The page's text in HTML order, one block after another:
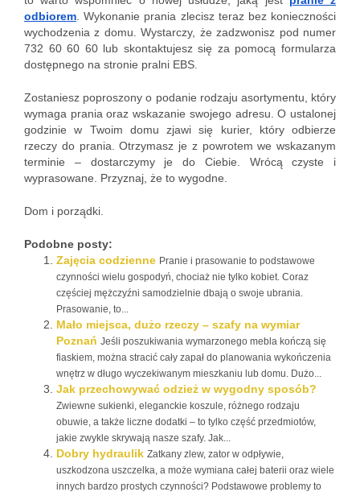
odbiorem . Wykonanie prania zlecisz teraz bez konieczności
wychodzenia z domu. Wystarczy, że zadzwonisz pod numer
732 60 60 60 lub skontaktujesz się za pomocą formularza
dostępnego na stronie pralni EBS.
Zostaniesz poproszony o podanie rodzaju asortymentu, który
wymaga prania oraz wskazanie swojego adresu. O ustalonej
godzinie w Twoim domu zjawi się kurier, który odbierze
rzeczy do prania. Otrzymasz je z powrotem we wskazanym
terminie – dostarczymy je do Ciebie. Wrócą czyste i
wyprasowane. Przyznaj, że to wygodne.
Dom i porządki.
Podobne posty:
Zajęcia codzienne Pranie i prasowanie to podstawowe
czynności wielu gospodyń, chociaż nie tylko kobiet. Coraz
częściej mężczyźni samodzielnie dbają o swoje ubrania.
Prasowanie, to...
Mało miejsca, dużo rzeczy – szafy na wymiar
Poznań Jeśli poszukiwania wymarzonego mebla kończą się
fiaskiem, można stracić cały zapał do planowania wykończenia
wnętrz w długo wyczekiwanym mieszkaniu lub domu. Dużo...
Jak przechowywać odzież w wygodny sposób?
Zwiewne sukienki, eleganckie koszule, różnego rodzaju
obuwie, a także liczne dodatki – to tylko część przedmiotów,
jakie zwykle skrywają nasze szafy. Jak...
Dobry hydraulik Zatkany zlew, zator w odpływie,
uszkodzona uszczelka, a może wymiana całej baterii oraz wiele
innych bardzo prostych czynności? Podstawowe problemy to